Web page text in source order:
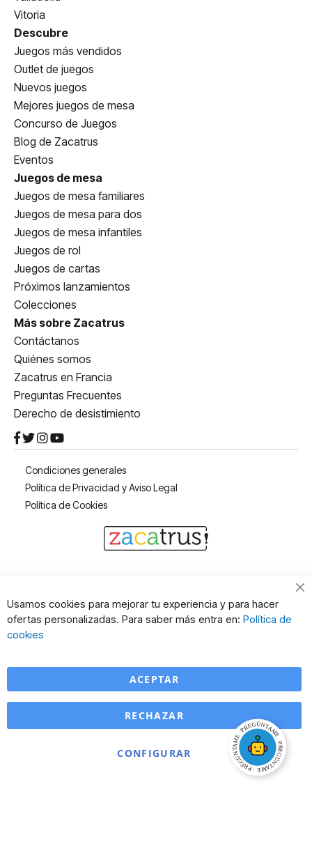
Vitoria
Descubre
Juegos más vendidos
Outlet de juegos
Nuevos juegos
Mejores juegos de mesa
Concurso de Juegos
Blog de Zacatrus
Eventos
Juegos de mesa
Juegos de mesa familiares
Juegos de mesa para dos
Juegos de mesa infantiles
Juegos de rol
Juegos de cartas
Próximos lanzamientos
Colecciones
Más sobre Zacatrus
Contáctanos
Quiénes somos
Zacatrus en Francia
Preguntas Frecuentes
Derecho de desistimiento
Condiciones generales
Política de Privacidad y Aviso Legal
Política de Cookies
Usamos cookies para mejorar tu experiencia y para hacer
ofertas personalizadas. Para saber más entra en: Política de
cookies
ACEPTAR
CONFIGURAR
RECHAZAR